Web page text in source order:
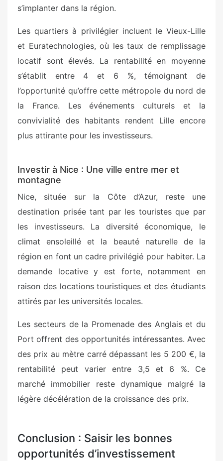
s’implanter dans la région.
Les quartiers à privilégier incluent le Vieux-Lille
et Euratechnologies, où les taux de remplissage
locatif sont élevés. La rentabilité en moyenne
s’établit entre 4 et 6 %, témoignant de
l’opportunité qu’offre cette métropole du nord de
la France. Les événements culturels et la
convivialité des habitants rendent Lille encore
plus attirante pour les investisseurs.
Investir à Nice : Une ville entre mer et
montagne
Nice, située sur la Côte d’Azur, reste une
destination prisée tant par les touristes que par
les investisseurs. La diversité économique, le
climat ensoleillé et la beauté naturelle de la
région en font un cadre privilégié pour habiter. La
demande locative y est forte, notamment en
raison des locations touristiques et des étudiants
attirés par les universités locales.
Les secteurs de la Promenade des Anglais et du
Port offrent des opportunités intéressantes. Avec
des prix au mètre carré dépassant les 5 200 €, la
rentabilité peut varier entre 3,5 et 6 %. Ce
marché immobilier reste dynamique malgré la
légère décélération de la croissance des prix.
Conclusion : Saisir les bonnes
opportunités d’investissement